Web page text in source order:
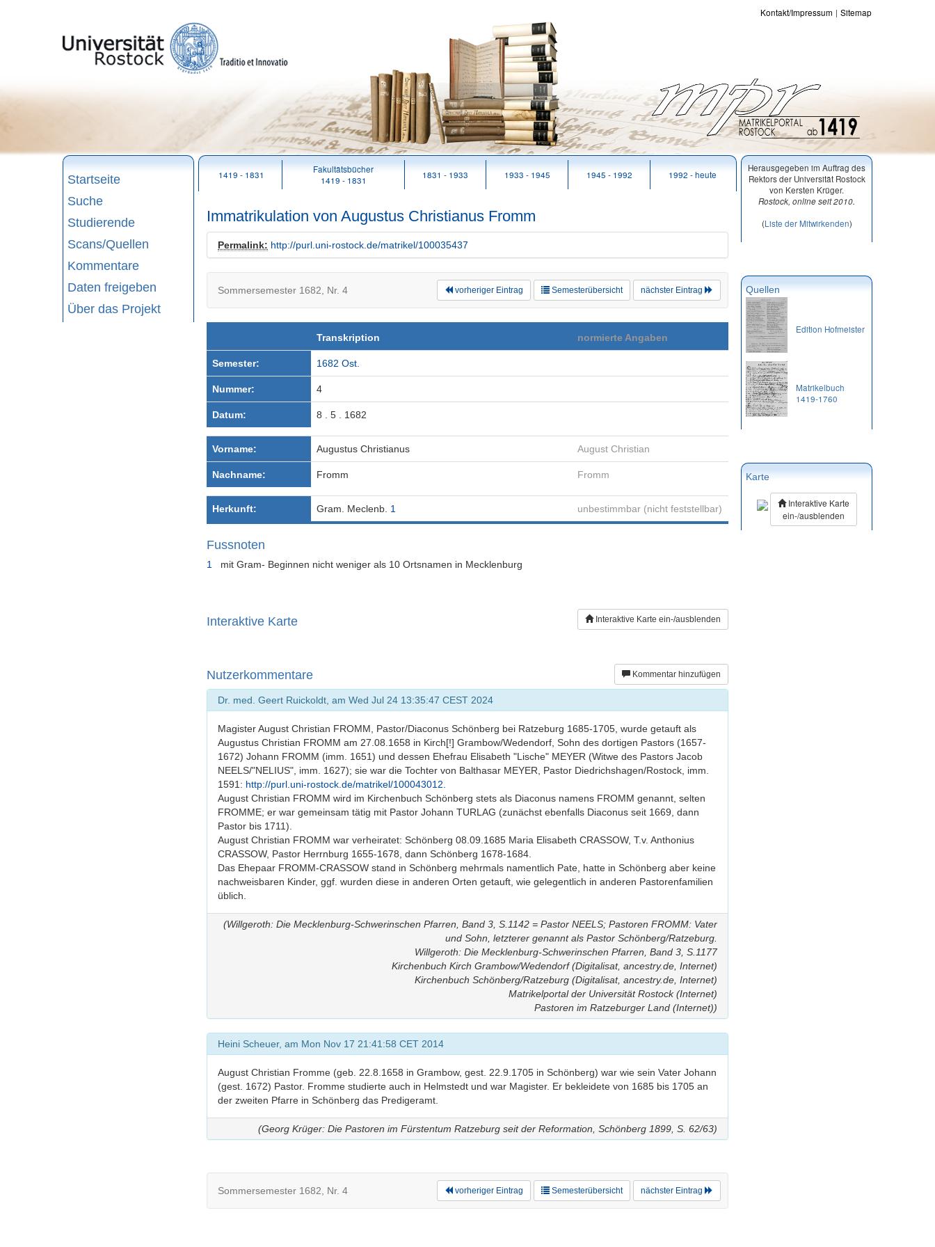
Kontakt/Impressum Sitemap
Startseite
Suche
Studierende
Scans/Quellen
Kommentare
Daten freigeben
Über das Projekt
1419 - 1831
Fakultätsbücher
1419 - 1831
1831 - 1933 1933 - 1945 1945 - 1992 1992 - heute
Immatrikulation von Augustus Christianus Fromm
Permalink: http://purl.uni-rostock.de/matrikel/100035437
Sommersemester 1682, Nr. 4 vorheriger Eintrag Semesterübersicht nächster Eintrag
Transkription normierte Angaben
Semester: 1682 Ost.
Nummer: 4
Datum: 8 . 5 . 1682
Vorname: Augustus Christianus August Christian
Nachname: Fromm Fromm
Herkunft: Gram. Meclenb. 1 unbestimmbar (nicht feststellbar)
Fussnoten
1 mit Gram- Beginnen nicht weniger als 10 Ortsnamen in Mecklenburg
Interaktive Karte ein-/ausblenden
Interaktive Karte
Kommentar hinzufügen
Nutzerkommentare
Dr. med. Geert Ruickoldt, am Wed Jul 24 13:35:47 CEST 2024
Magister August Christian FROMM, Pastor/Diaconus Schönberg bei Ratzeburg 1685-1705, wurde getauft als
Augustus Christian FROMM am 27.08.1658 in Kirch[!] Grambow/Wedendorf, Sohn des dortigen Pastors (1657-
1672) Johann FROMM (imm. 1651) und dessen Ehefrau Elisabeth "Lische" MEYER (Witwe des Pastors Jacob
NEELS/"NELIUS", imm. 1627); sie war die Tochter von Balthasar MEYER, Pastor Diedrichshagen/Rostock, imm.
1591: http://purl.uni-rostock.de/matrikel/100043012.
August Christian FROMM wird im Kirchenbuch Schönberg stets als Diaconus namens FROMM genannt, selten
FROMME; er war gemeinsam tätig mit Pastor Johann TURLAG (zunächst ebenfalls Diaconus seit 1669, dann
Pastor bis 1711).
August Christian FROMM war verheiratet: Schönberg 08.09.1685 Maria Elisabeth CRASSOW, T.v. Anthonius
CRASSOW, Pastor Herrnburg 1655-1678, dann Schönberg 1678-1684.
Das Ehepaar FROMM-CRASSOW stand in Schönberg mehrmals namentlich Pate, hatte in Schönberg aber keine
nachweisbaren Kinder, ggf. wurden diese in anderen Orten getauft, wie gelegentlich in anderen Pastorenfamilien
üblich.
(Willgeroth: Die Mecklenburg-Schwerinschen Pfarren, Band 3, S.1142 = Pastor NEELS; Pastoren FROMM: Vater
und Sohn, letzterer genannt als Pastor Schönberg/Ratzeburg.
Willgeroth: Die Mecklenburg-Schwerinschen Pfarren, Band 3, S.1177
Kirchenbuch Kirch Grambow/Wedendorf (Digitalisat, ancestry.de, Internet)
Kirchenbuch Schönberg/Ratzeburg (Digitalisat, ancestry.de, Internet)
Matrikelportal der Universität Rostock (Internet)
Pastoren im Ratzeburger Land (Internet))
Heini Scheuer, am Mon Nov 17 21:41:58 CET 2014
August Christian Fromme (geb. 22.8.1658 in Grambow, gest. 22.9.1705 in Schönberg) war wie sein Vater Johann
(gest. 1672) Pastor. Fromme studierte auch in Helmstedt und war Magister. Er bekleidete von 1685 bis 1705 an
der zweiten Pfarre in Schönberg das Predigeramt.
(Georg Krüger: Die Pastoren im Fürstentum Ratzeburg seit der Reformation, Schönberg 1899, S. 62/63)
Sommersemester 1682, Nr. 4 vorheriger Eintrag Semesterübersicht nächster Eintrag
Herausgegeben im Auftrag des
Rektors der Universität Rostock
von Kersten Krüger.
Rostock, online seit 2010.
(Liste der Mitwirkenden)
Quellen
Edition Hofmeister
Matrikelbuch
1419-1760
Karte
Interaktive Karte
ein-/ausblenden